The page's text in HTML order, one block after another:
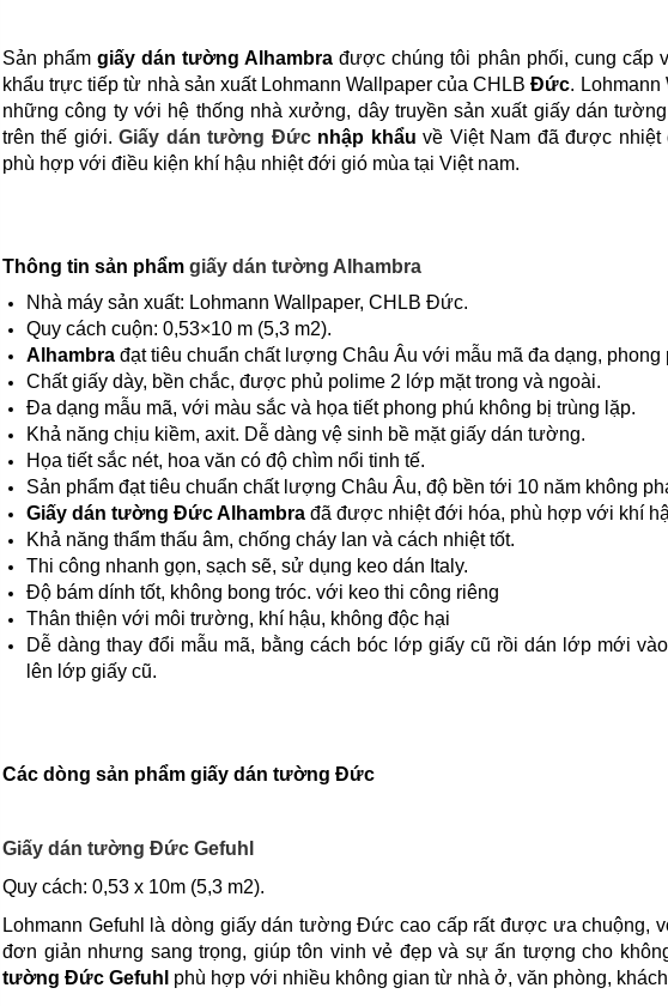
Sản phẩmgiấy dán tường Alhambra được chúng tôi phân phối, cung cấp
khẩu trực tiếp từ nhà sản xuất Lohmann Wallpaper của CHLBĐức. Lohmann
những công ty với hệ thống nhà xưởng, dây truyền sản xuất giấy dán
trên thế giới.Giấy dán tường Đức nhập khẩu về Việt Nam đã được nhiệt
phù hợp với điều kiện khí hậu nhiệt đới gió mùa tại Việt nam.
Thông tin sản phẩm giấy dán tường Alhambra
Nhà máy sản xuất: Lohmann Wallpaper, CHLB Đức.
Quy cách cuộn: 0,53×10 m (5,3 m2).
Alhambra đạt tiêu chuẩn chất lượng Châu Âu với mẫu mã đa dạng, phong
Chất giấy dày, bền chắc, được phủ polime 2 lớp mặt trong và ngoài.
Đa dạng mẫu mã, với màu sắc và họa tiết phong phú không bị trùng lặp.
Khả năng chịu kiềm, axit. Dễ dàng vệ sinh bề mặt giấy dán tường.
Họa tiết sắc nét, hoa văn có độ chìm nổi tinh tế.
Sản phẩm đạt tiêu chuẩn chất lượng Châu Âu, độ bền tới 10 năm không
Giấy dán tường Đức Alhambra đã được nhiệt đới hóa, phù hợp với khí
Khả năng thẩm thấu âm, chống cháy lan và cách nhiệt tốt.
Thi công nhanh gọn, sạch sẽ, sử dụng keo dán Italy.
Độ bám dính tốt, không bong tróc. với keo thi công riêng
Thân thiện với môi trường, khí hậu, không độc hại
Dễ dàng thay đổi mẫu mã, bằng cách bóc lớp giấy cũ rồi dán lớp mới
lên lớp giấy cũ.
Các dòng sản phẩm giấy dán tường Đức
Giấy dán tường Đức Gefuhl
Quy cách: 0,53 x 10m (5,3 m2).
Lohmann Gefuhl là dòng giấy dán tường Đức cao cấp rất được ưa chuộng,
đơn giản nhưng sang trọng, giúp tôn vinh vẻ đẹp và sự ấn tượng cho
tường Đức Gefuhl phù hợp với nhiều không gian từ nhà ở, văn phòng,